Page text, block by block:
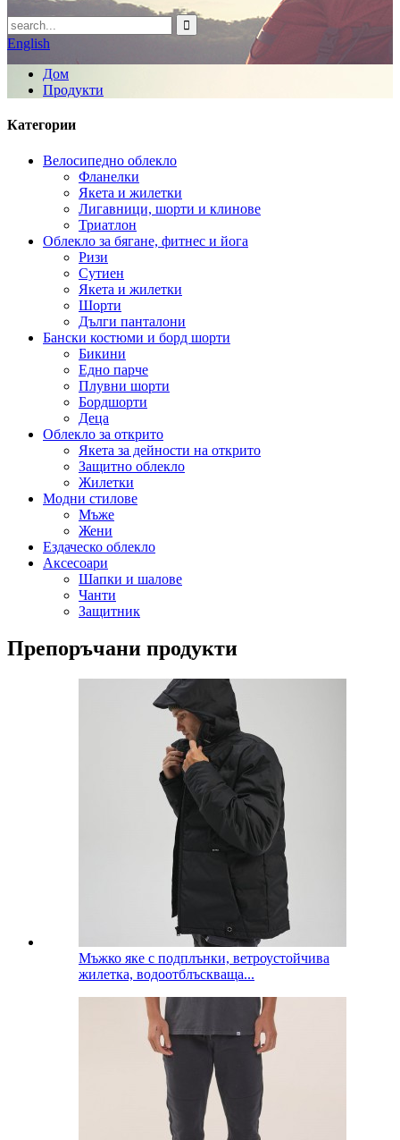
English
Дом
Продукти
Категории
Велосипедно облекло
Фланелки
Якета и жилетки
Лигавници, шорти и клинове
Триатлон
Облекло за бягане, фитнес и йога
Ризи
Сутиен
Якета и жилетки
Шорти
Дълги панталони
Бански костюми и борд шорти
Бикини
Едно парче
Плувни шорти
Бордшорти
Деца
Облекло за открито
Якета за дейности на открито
Защитно облекло
Жилетки
Модни стилове
Мъже
Жени
Ездаческо облекло
Аксесоари
Шапки и шалове
Чанти
Защитник
Препоръчани продукти
Мъжко яке с подплънки, ветроустойчива
жилетка, водоотблъскваща...